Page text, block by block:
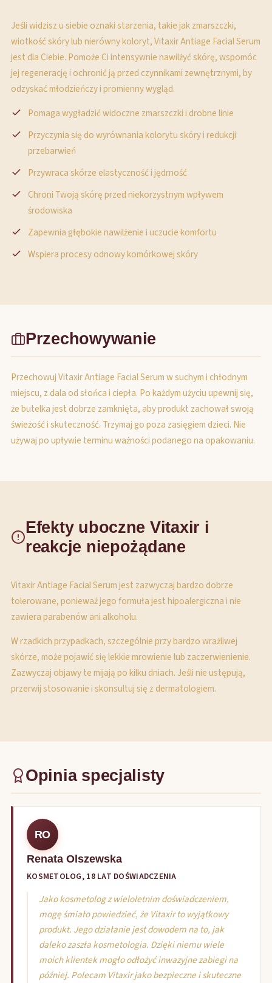
Jeśli widzisz u siebie oznaki starzenia, takie jak zmarszczki,
wiotkość skóry lub nierówny koloryt, Vitaxir Antiage Facial Serum
jest dla Ciebie. Pomoże Ci intensywnie nawilżyć skórę, wspomóc
jej regenerację i ochronić ją przed czynnikami zewnętrznymi, by
odzyskać młodzieńczy i promienny wygląd.
Pomaga wygładzić widoczne zmarszczki i drobne linie
Przyczynia się do wyrównania kolorytu skóry i redukcji
przebarwień
Przywraca skórze elastyczność i jędrność
Chroni Twoją skórę przed niekorzystnym wpływem
środowiska
Zapewnia głębokie nawilżenie i uczucie komfortu
Wspiera procesy odnowy komórkowej skóry
Przechowywanie
Przechowuj Vitaxir Antiage Facial Serum w suchym i chłodnym
miejscu, z dala od słońca i ciepła. Po każdym użyciu upewnij się,
że butelka jest dobrze zamknięta, aby produkt zachował swoją
świeżość i skuteczność. Trzymaj go poza zasięgiem dzieci. Nie
używaj po upływie terminu ważności podanego na opakowaniu.
Efekty uboczne Vitaxir i
reakcje niepożądane
Vitaxir Antiage Facial Serum jest zazwyczaj bardzo dobrze
tolerowane, ponieważ jego formuła jest hipoalergiczna i nie
zawiera parabenów ani alkoholu.
W rzadkich przypadkach, szczególnie przy bardzo wrażliwej
skórze, może pojawić się lekkie mrowienie lub zaczerwienienie.
Zazwyczaj objawy te mijają po kilku dniach. Jeśli nie ustępują,
przerwij stosowanie i skonsultuj się z dermatologiem.
Opinia specjalisty
RO
Renata Olszewska
KOSMETOLOG, 18 LAT DOŚWIADCZENIA
Jako kosmetolog z wieloletnim doświadczeniem,
mogę śmiało powiedzieć, że Vitaxir to wyjątkowy
produkt. Jego działanie jest dowodem na to, jak
daleko zaszła kosmetologia. Dzięki niemu wiele
moich klientek mogło odłożyć inwazyjne zabiegi na
później. Polecam Vitaxir jako bezpieczne i skuteczne